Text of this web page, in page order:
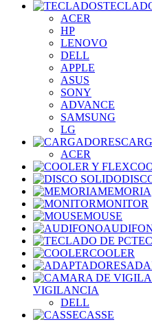
ACER
HP
LENOVO
DELL
APPLE
ASUS
SONY
ADVANCE
SAMSUNG
LG
ACER
MEMORIA
MONITOR
MOUSE
COOLER
VIGILANCIA
DELL
CASSE